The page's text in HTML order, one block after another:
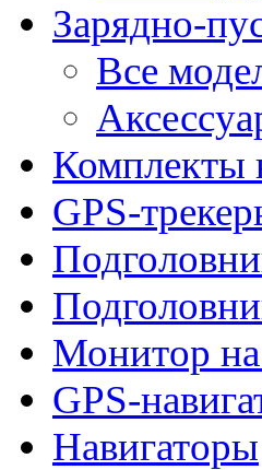
Зарядно-
Все
Комплекты
GPS-
Монитор
GPS-
Навигаторы